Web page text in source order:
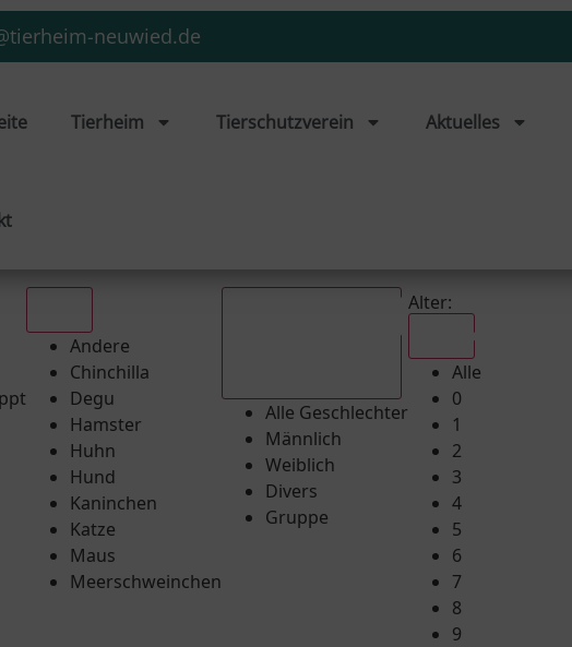
neuwied.de
Tierheim Tierschutzverein Aktuelles
Andere
Chinchilla
Degu
Hamster
Huhn
Hund
Kaninchen
Katze
Maus
Meerschweinchen
Alle Geschlechter
Männlich
Weiblich
Divers
Gruppe
Alter:
Alle
0
1
2
3
4
5
6
7
8
9